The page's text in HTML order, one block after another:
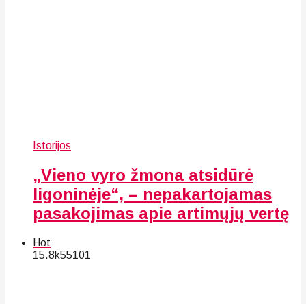
Istorijos
„Vieno vyro žmona atsidūrė
ligoninėje“, – nepakartojamas
pasakojimas apie artimųjų vertę
Hot
15.8k55101